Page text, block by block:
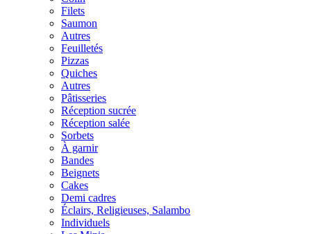
Filets
Saumon
Autres
Feuilletés
Pizzas
Quiches
Autres
Pâtisseries
Réception sucrée
Réception salée
Sorbets
À garnir
Bandes
Beignets
Cakes
Demi cadres
Éclairs, Religieuses, Salambo
Individuels